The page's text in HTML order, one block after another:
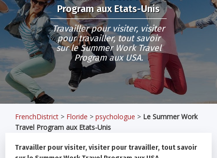
Program aux Etats-Unis
Travailler pour visiter, visiter
pour travailler, tout savoir
sur le Summer Work Travel
Program aux USA.
FrenchDistrict > Floride >psychologue > Le Summer Work
Travel Program aux Etats-Unis
Travailler pour visiter, visiter pour travailler, tout savoir